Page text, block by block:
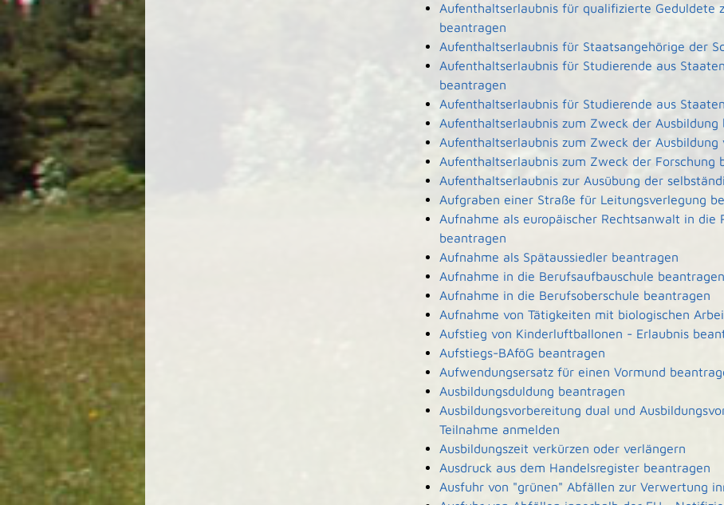
Aufenthaltserlaubnis für qualifizierte Geduldete
beantragen
Aufenthaltserlaubnis für Staatsangehörige der
Aufenthaltserlaubnis für Studierende aus
beantragen
Aufenthaltserlaubnis für Studierende aus
Aufenthaltserlaubnis zum Zweck der Ausbildung
Aufenthaltserlaubnis zum Zweck der Ausbildung
Aufenthaltserlaubnis zum Zweck der Forschung
Aufenthaltserlaubnis zur Ausübung der
Aufgraben einer Straße für Leitungsverlegung
Aufnahme als europäischer Rechtsanwalt in die
beantragen
Aufnahme als Spätaussiedler beantragen
Aufnahme in die Berufsaufbauschule beantragen
Aufnahme in die Berufsoberschule beantragen
Aufnahme von Tätigkeiten mit biologischen
Aufstieg von Kinderluftballonen - Erlaubnis
Aufstiegs-BAföG beantragen
Aufwendungsersatz für einen Vormund
Ausbildungsduldung beantragen
Ausbildungsvorbereitung dual und
Teilnahme anmelden
Ausbildungszeit verkürzen oder verlängern
Ausdruck aus dem Handelsregister beantragen
Ausfuhr von "grünen" Abfällen zur Verwertung